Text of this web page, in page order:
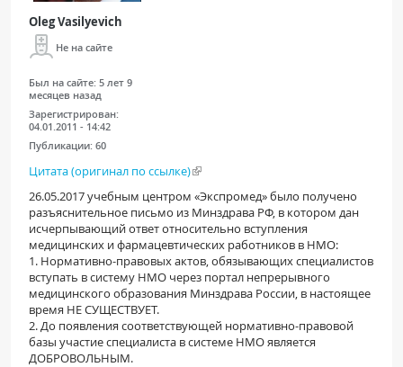
Oleg Vasilyevich
Не на сайте
Был на сайте: 5 лет 9
месяцев назад
Зарегистрирован:
04.01.2011 - 14:42
Публикации: 60
Цитата (оригинал по ссылке)
26.05.2017 учебным центром «Экспромед» было получено
разъяснительное письмо из Минздрава РФ, в котором дан
исчерпывающий ответ относительно вступления
медицинских и фармацевтических работников в НМО:
1. Нормативно-правовых актов, обязывающих специалистов
вступать в систему НМО через портал непрерывного
медицинского образования Минздрава России, в настоящее
время НЕ СУЩЕСТВУЕТ.
2. До появления соответствующей нормативно-правовой
базы участие специалиста в системе НМО является
ДОБРОВОЛЬНЫМ.